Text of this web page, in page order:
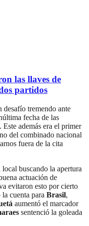
las llaves de
partidos
desafío tremendo ante
fecha de las
. Este además era el primer
del combinado nacional
fuera de la cita
buscando la apertura
actuación de
evitaron esto por cierto
la cuenta para Brasil,
aumentó el marcador
sentenció la goleada